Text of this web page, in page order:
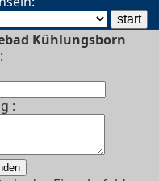
Kühlungsborn
:
: